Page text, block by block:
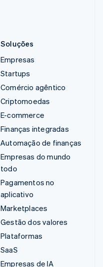
Soluções
Empresas
Startups
Comércio agêntico
Criptomoedas
E-commerce
Finanças integradas
Automação de finanças
Empresas do mundo
todo
Pagamentos no
aplicativo
Marketplaces
Gestão dos valores
Plataformas
SaaS
Empresas de IA